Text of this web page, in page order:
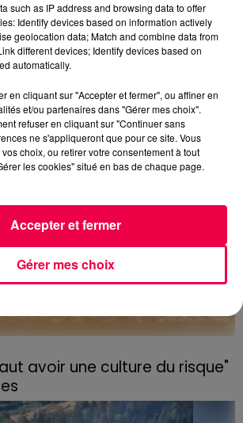
Linvosges rappelées pour
entre 2020 et 2022 par Linvosges.
faut avoir une culture du risque"
such as IP address and browsing data to offer
Identify devices based on information actively
geolocation data; Match and combine data from
different devices; Identify devices based on
automatically.
en cliquant sur "Accepter et fermer", ou affiner en
et/ou partenaires dans "Gérer mes choix".
refuser en cliquant sur "Continuer sans
ne s'appliqueront que pour ce site. Vous
choix, ou retirer votre consentement à tout
les cookies" situé en bas de chaque page.
Gérer mes choix
Accepter et fermer